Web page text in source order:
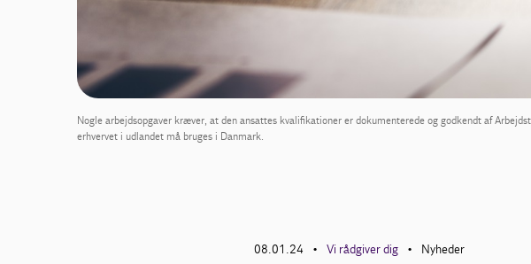
Nogle arbejdsopgaver kræver, at den ansattes kvalifikationer er dokumenterede og godkendt af
erhvervet i udlandet må bruges i Danmark.
08.01.24 • Vi rådgiver dig • Nyheder